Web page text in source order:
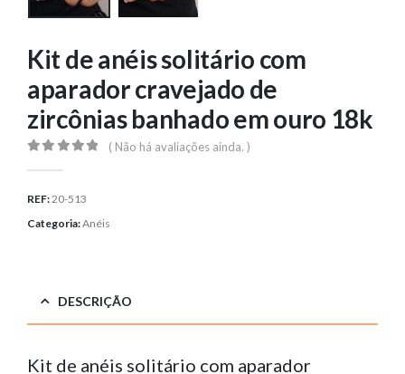
Kit de anéis solitário com
aparador cravejado de
zircônias banhado em ouro 18k
( Não há avaliações ainda. )
REF:20-513
Categoria:Anéis
DESCRIÇÃO
Kit de anéis solitário com aparador